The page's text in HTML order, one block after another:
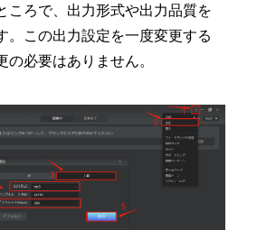
ころで、出力形式や出力品質を
。この出力設定を一度変更する
の必要はありません。